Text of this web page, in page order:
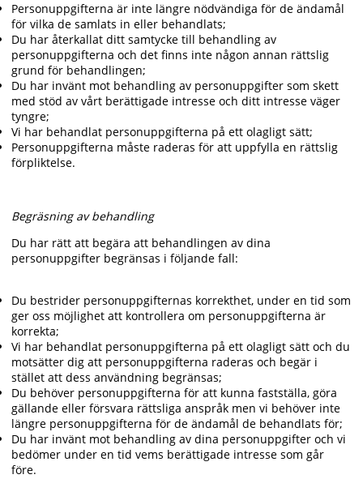
Personuppgifterna är inte längre nödvändiga för de ändamål
för vilka de samlats in eller behandlats;
Du har återkallat ditt samtycke till behandling av
personuppgifterna och det finns inte någon annan rättslig
grund för behandlingen;
Du har invänt mot behandling av personuppgifter som skett
med stöd av vårt berättigade intresse och ditt intresse väger
tyngre;
Vi har behandlat personuppgifterna på ett olagligt sätt;
Personuppgifterna måste raderas för att uppfylla en rättslig
förpliktelse.
Begräsning av behandling
Du har rätt att begära att behandlingen av dina
personuppgifter begränsas i följande fall:
Du bestrider personuppgifternas korrekthet, under en tid som
ger oss möjlighet att kontrollera om personuppgifterna är
korrekta;
Vi har behandlat personuppgifterna på ett olagligt sätt och du
motsätter dig att personuppgifterna raderas och begär i
stället att dess användning begränsas;
Du behöver personuppgifterna för att kunna fastställa, göra
gällande eller försvara rättsliga anspråk men vi behöver inte
längre personuppgifterna för de ändamål de behandlats för;
Du har invänt mot behandling av dina personuppgifter och vi
bedömer under en tid vems berättigade intresse som går
före.